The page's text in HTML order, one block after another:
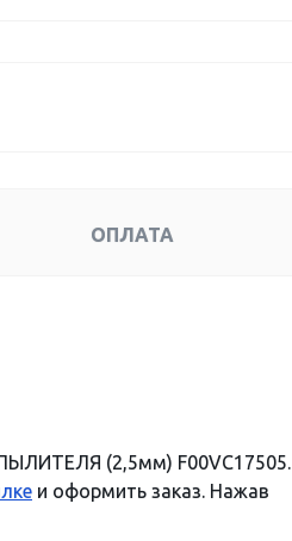
ОПЛАТА
(2,5мм) F00VC17505.
и оформить заказ. Нажав